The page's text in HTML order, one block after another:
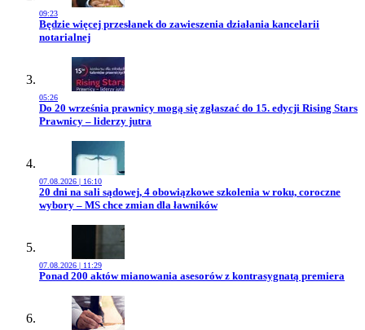
09:23
Przejdź do artykułu:
Będzie więcej przesłanek do zawieszenia działania kancelarii
notarialnej
05:26
Przejdź do artykułu:
Do 20 września prawnicy mogą się zgłaszać do 15. edycji Rising Stars
Prawnicy – liderzy jutra
07.08.2026 | 16:10
Przejdź do artykułu:
20 dni na sali sądowej, 4 obowiązkowe szkolenia w roku, coroczne
wybory – MS chce zmian dla ławników
07.08.2026 | 11:29
Przejdź do artykułu:
Ponad 200 aktów mianowania asesorów z kontrasygnatą premiera